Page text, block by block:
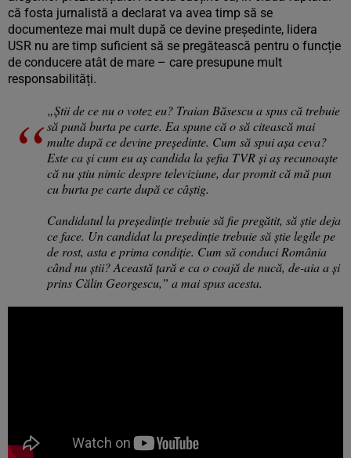
că fosta jurnalistă a declarat va avea timp să se
documenteze mai mult după ce devine președinte, lidera
USR nu are timp suficient să se pregătească pentru o funcție
de conducere atât de mare – care presupune mult
responsabilități.
„Știi de ce nu o votez eu? Traian Băsescu a spus că trebuie
să pună burta pe carte. Ea spune că o să citească mai
multe după ce devine președinte. Cum să spui așa ceva?
Este ca și cum eu aș candida la șefia TVR și aș recunoaște
că nu știu nimic despre televiziune, dar promit că mă pun
cu burta pe carte după ce câștig.
Candidatul la președinție trebuie să fie pregătit, să știe deja
ce face. Un candidat la președinție trebuie să știe legile pe
de rost, asta e prima condiție. Cum să conduci România
când nu știi? Această țară e ca o coajă de nucă, de-aia a și
prins Călin Georgescu,” a mai spus acesta.